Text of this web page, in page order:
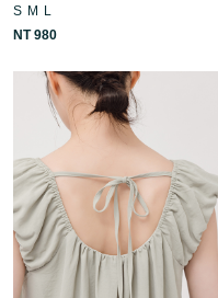
S M
L
NT 980